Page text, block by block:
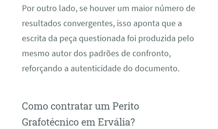
Por outro lado, se houver um maior número de
resultados convergentes, isso aponta que a
escrita da peça questionada foi produzida pelo
mesmo autor dos padrões de confronto,
reforçando a autenticidade do documento.
Como contratar um Perito
Grafotécnico em Ervália?